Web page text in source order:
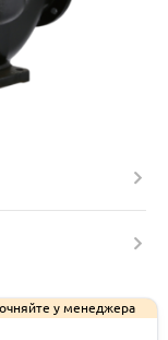
у менеджера